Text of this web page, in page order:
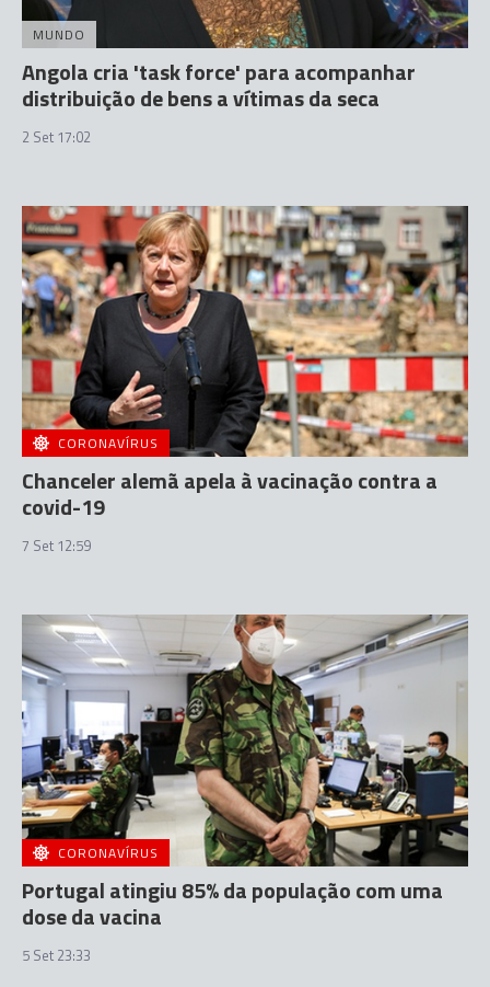
MUNDO
Angola cria 'task force' para acompanhar
distribuição de bens a vítimas da seca
2 Set 17:02
CORONAVÍRUS
Chanceler alemã apela à vacinação contra a
covid-19
7 Set 12:59
CORONAVÍRUS
Portugal atingiu 85% da população com uma
dose da vacina
5 Set 23:33